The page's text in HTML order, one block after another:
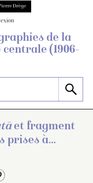
Drège
de la
centrale (1906-
et fragment
prises à